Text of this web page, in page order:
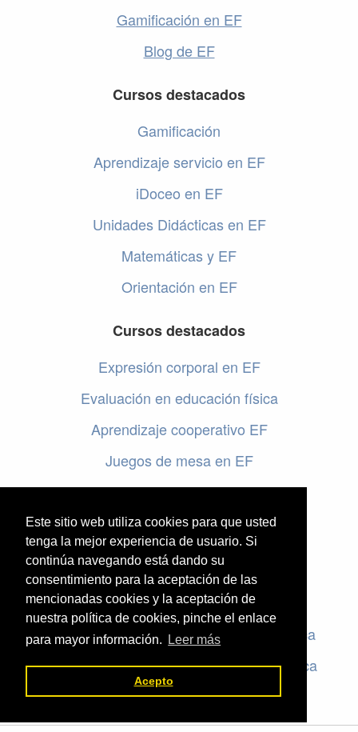
Este sitio web utiliza cookies para que usted
tenga la mejor experiencia de usuario. Si
continúa navegando está dando su
consentimiento para la aceptación de las
mencionadas cookies y la aceptación de
nuestra política de cookies, pinche el enlace
para mayor información.
Leer más
Acepto
Gamificación en EF
Blog de EF
Cursos destacados
Gamificación
Aprendizaje servicio en EF
iDoceo en EF
Unidades Didácticas en EF
Matemáticas y EF
Orientación en EF
Cursos destacados
Expresión corporal en EF
Evaluación en educación física
Aprendizaje cooperativo EF
Juegos de mesa en EF
Programar en EF
Cursos online de educación física
Artículos destacados
Evaluación en educación física
Criterios de evaluación en educación física
Rúbricas de evaluación en educación física